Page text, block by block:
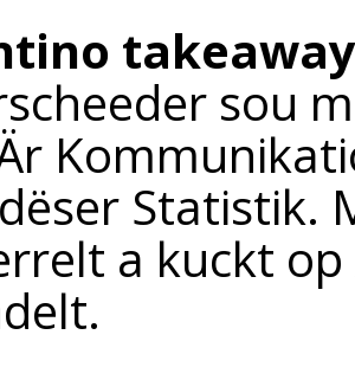
sou
Statistik.
a kuckt